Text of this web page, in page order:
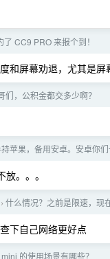
了 CC9 PRO 来报个到！
和屏幕劝退，尤其是屏
们，公积金都交多少啊？
苹果，备用安卓。安卓你们
。。。
› 什么情况？之前是限速，现
下自己网络更好点
的使用场景有哪些？